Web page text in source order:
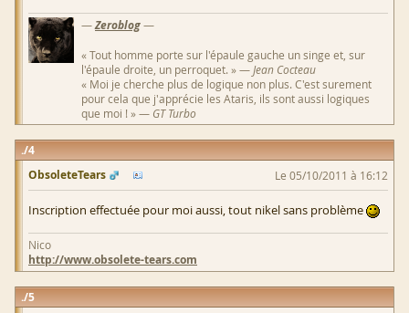
—Zeroblog—
« Tout homme porte sur l'épaule gauche un singe et, sur
l'épaule droite, un perroquet. » — Jean Cocteau
« Moi je cherche plus de logique non plus. C'est surement
pour cela que j'apprécie les Ataris, ils sont aussi logiques
que moi ! » — GT Turbo
4
ObsoleteTears
Le 05/10/2011 à 16:12
Inscription effectuée pour moi aussi, tout nikel sans problème
Nico
http://www.obsolete-tears.com
5